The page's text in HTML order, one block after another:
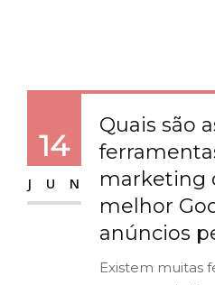
14
JUN
Quais são
marketing
melhor
anúncios
Existem muitas